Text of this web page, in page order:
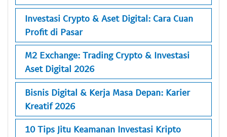
Investasi Crypto & Aset Digital: Cara Cuan
Profit di Pasar
M2 Exchange: Trading Crypto & Investasi
Aset Digital 2026
Bisnis Digital & Kerja Masa Depan: Karier
Kreatif 2026
10 Tips Jitu Keamanan Investasi Kripto